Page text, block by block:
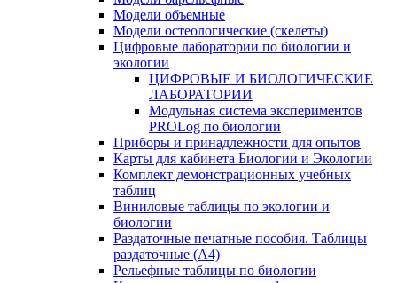
Модели объемные
Модели остеологические (скелеты)
Цифровые лаборатории по биологии и
экологии
ЦИФРОВЫЕ И БИОЛОГИЧЕСКИЕ
ЛАБОРАТОРИИ
Модульная система экспериментов
PROLog по биологии
Приборы и принадлежности для опытов
Карты для кабинета Биологии и Экологии
Комплект демонстрационных учебных
таблиц
Виниловые таблицы по экологии и
биологии
Раздаточные печатные пособия. Таблицы
раздаточные (А4)
Рельефные таблицы по биологии